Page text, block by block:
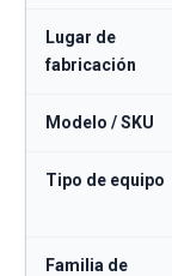
Lugar de
fabricación
Modelo / SKU
Tipo de equipo
Familia de